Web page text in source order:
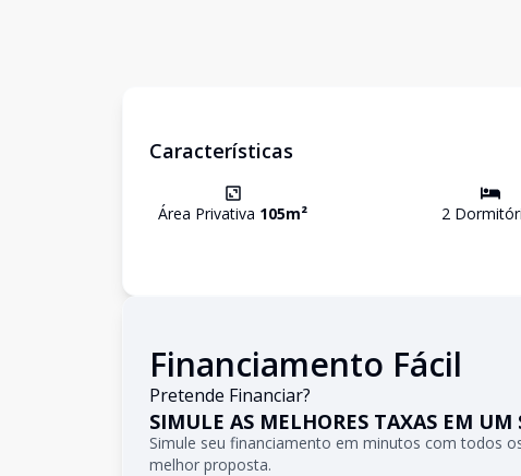
Características
Área Privativa 105m² 2
Financiamento Fácil
Pretende Financiar?
SIMULE AS MELHORES TAXAS EM UM
Simule seu financiamento em minutos com todos
melhor proposta.